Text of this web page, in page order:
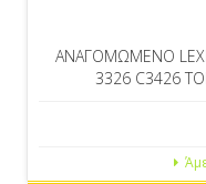
ΑΝΑΓΟΜΩΜΕΝΟ
3326 C3426